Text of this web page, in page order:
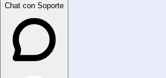
Chat con Soporte